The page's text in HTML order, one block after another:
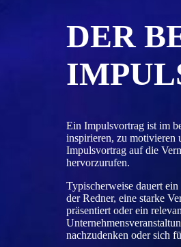
DER
Ein Impulsvortrag ist im
inspirieren, zu motivieren
Impulsvortrag auf die
hervorzurufen.
Typischerweise dauert
der Redner, eine starke
präsentiert oder ein
nachzudenken oder sich